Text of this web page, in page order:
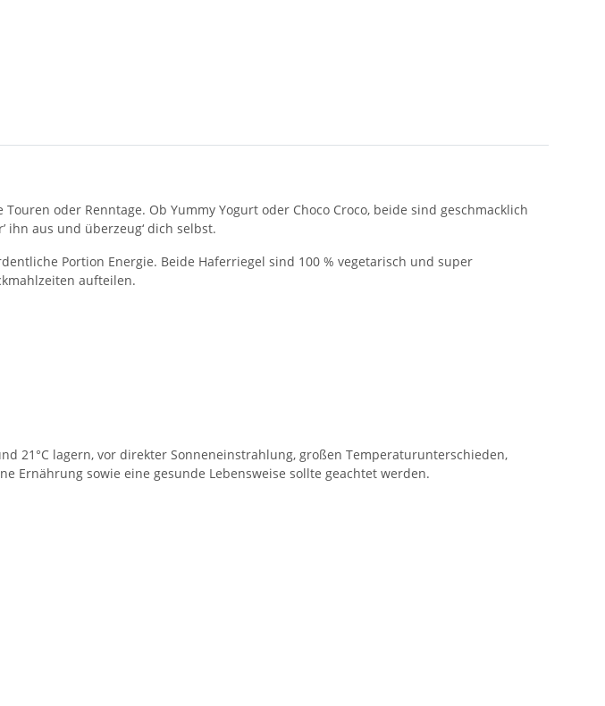
oder Renntage. Ob Yummy Yogurt oder Choco Croco, beide sind geschmacklich
aus und überzeug‘ dich selbst.
Portion Energie. Beide Haferriegel sind 100 % vegetarisch und super
aufteilen.
21°C lagern, vor direkter Sonneneinstrahlung, großen Temperaturunterschieden,
Ernährung sowie eine gesunde Lebensweise sollte geachtet werden.